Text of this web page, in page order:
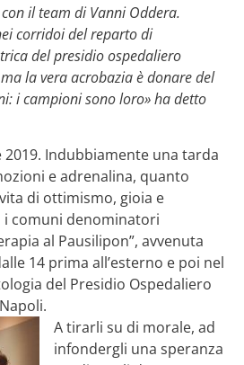
il team di Vanni Oddera.
corridoi del reparto di
del presidio ospedaliero
la vera acrobazia è donare del
i campioni sono loro» ha detto
Indubbiamente una tarda
e adrenalina, quanto
di ottimismo, gioia e
i comuni denominatori
al Pausilipon”, avvenuta
14 prima all’esterno e poi nel
del Presidio Ospedaliero
A tirarli su di morale, ad
infondergli una speranza